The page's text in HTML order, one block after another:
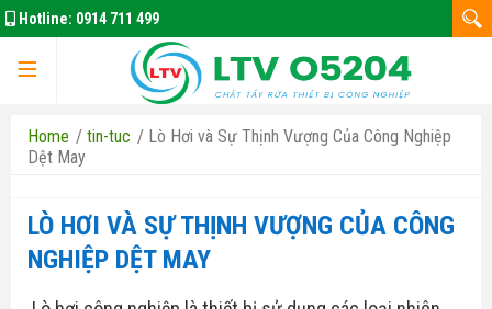
Hotline: 0914 711 499
Home / tin-tuc / Lò Hơi và Sự Thịnh Vượng Của Công Nghiệp
Dệt May
LÒ HƠI VÀ SỰ THỊNH VƯỢNG CỦA CÔNG
NGHIỆP DỆT MAY